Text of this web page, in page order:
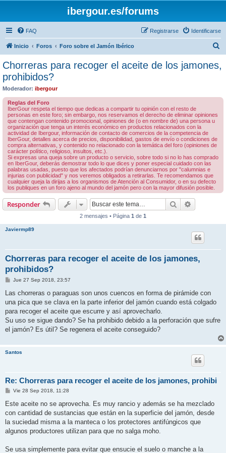
ibergour.es/forums
FAQ Identificarse
Registrarse
Inicio Foros Foro sobre el Jamón Ibérico
s
Chorreras para recoger el aceite de los jamones,
prohibidos?
Moderador: ibergour
Reglas del Foro
IberGour respeta el tiempo que dedicas a compartir tu opinión con el resto de
personas en este foro; sin embargo, nos reservamos el derecho de eliminar opiniones
que contengan contenido promocional, opiniones de (o en nombre de) una persona u
organización que tenga un interés económico en productos relacionados con la
actividad de Ibergour, información de contacto de comercios de la competencia de
IberGour, detalles acerca de precios, disponibilidad, gastos de envío o condiciones de
compra alternativas, y contenido no relacionado con la temática del foro (opiniones de
carácter político, religioso, insultos, etc.).
Si expresas una queja sobre un producto o servicio, sobre todo si no lo has comprado
en IberGour, deberás demostrar todo lo que dices y poner especial cuidado con las
palabras usadas, puesto que los afectados podrían denunciarnos por "calumnias e
injurias con publicidad" y nos veremos obligados a retirarlas. Te recomendamos que
cualquier queja la dirijas a los organismos de Atención al Consumidor, o en su defecto
los publiques en un foro ajeno al mundo del jamón pero con la mayor difusión posible.
Responder Buscar
2 mensajes • Página 1 de 1
Javiermp89
Chorreras para recoger el aceite de los jamones,
prohibidos?
M
n
a
j
Jue 27 Sep 2018, 23:57
Las chorreras o paraguas son unos cuencos en forma de pirámide con
una pica que se clava en la parte inferior del jamón cuando está colgado
para recoger el aceite que escurre y así aprovecharlo.
Su uso se sigue dando? Se ha prohibido debido a la perforación que sufre
el jamón? Es útil? Se regenera el aceite conseguido?
Santos
Re: Chorreras para recoger el aceite de los jamones, prohibi
M
n
a
Vie 28 Sep 2018, 11:28
Este aceite no se aprovecha. Es muy rancio y además se ha mezclado
con cantidad de sustancias que están en la superficie del jamón, desde
la suciedad misma a la manteca o los protectores antifúngicos que
algunos productores utilizan para que no salga moho.
Se usa simplemente para evitar que ensucie el suelo o manche a la